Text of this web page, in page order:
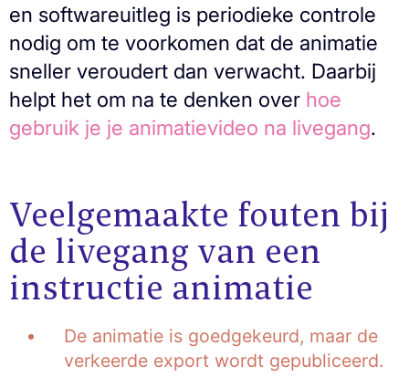
en softwareuitleg is periodieke controle
nodig om te voorkomen dat de animatie
sneller veroudert dan verwacht. Daarbij
helpt het om na te denken over hoe
gebruik je je animatievideo na livegang.
Veelgemaakte fouten bij
de livegang van een
instructie animatie
De animatie is goedgekeurd, maar de
verkeerde export wordt gepubliceerd.